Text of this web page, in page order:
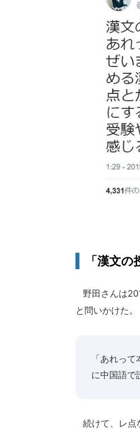
「漢文
野田さんは
と問いかけた。
「あれっ
に中国語で
続けて、レ点